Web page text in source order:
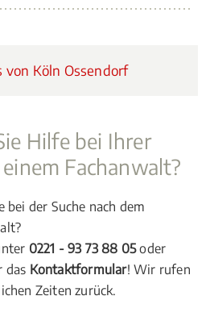
von Köln Ossendorf
Hilfe bei Ihrer
Fachanwalt?
der Suche nach dem
0221 - 93 73 88 05oder
das Kontaktformular! Wir rufen
Zeiten zurück.